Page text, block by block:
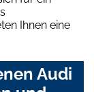
Ihnen eine
Audi